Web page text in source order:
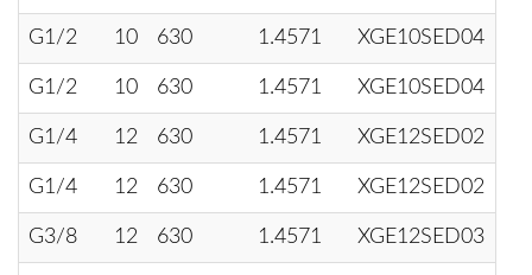
G1/2 10 630 1.4571 XGE10SED04
G1/2 10 630 1.4571 XGE10SED04
G1/4 12 630 1.4571 XGE12SED02
G1/4 12 630 1.4571 XGE12SED02
G3/8 12 630 1.4571 XGE12SED03